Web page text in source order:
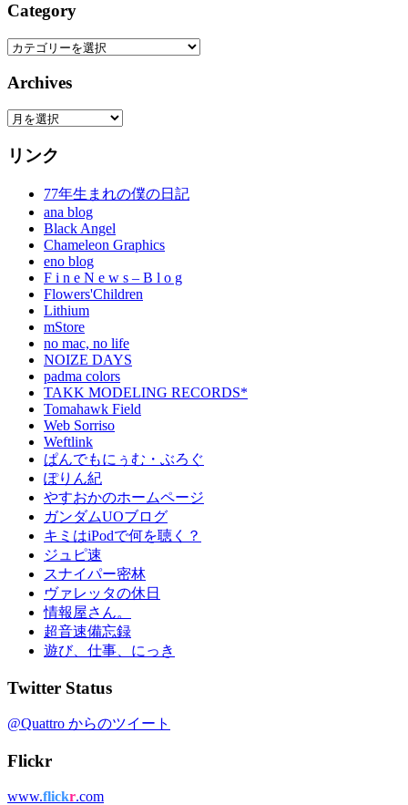
Category
Category
Archives
Archives
リンク
77年生まれの僕の日記
ana blog
Black Angel
Chameleon Graphics
eno blog
F i n e N e w s – B l o g
Flowers'Children
Lithium
mStore
no mac, no life
NOIZE DAYS
padma colors
TAKK MODELING RECORDS*
Tomahawk Field
Web Sorriso
Weftlink
ぱんでもにぅむ・ぶろぐ
ぽりん紀
やすおかのホームページ
ガンダムUOブログ
キミはiPodで何を聴く？
ジュピ速
スナイパー密林
ヴァレッタの休日
情報屋さん。
超音速備忘録
遊び、仕事、にっき
Twitter Status
@Quattro からのツイート
Flickr
www.flickr.com